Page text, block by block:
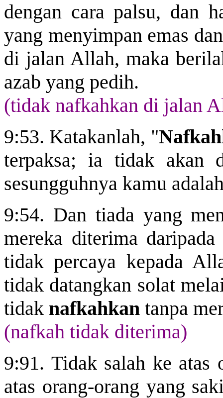
dengan cara palsu, dan
yang menyimpan emas
di jalan Allah, maka
azab yang pedih.
(tidak nafkahkan di jalan
9:53. Katakanlah, "
terpaksa; ia tidak akan
sesungguhnya kamu
9:54. Dan tiada yang
mereka diterima
tidak percaya kepada
tidak datangkan solat
tidak nafkahkan tanpa
(nafkah tidak diterima)
9:91. Tidak salah ke atas
atas orang-orang yang